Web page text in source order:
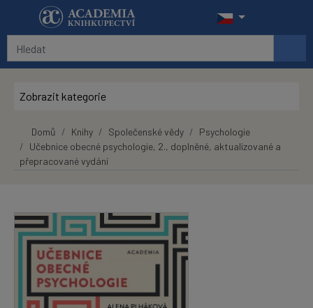
Přeskočit na hlavní obsah
Zobrazit kategorie
Domů Knihy Společenské vědy
Psychologie
Učebnice obecné psychologie, 2., doplněné, aktualizované a
přepracované vydání